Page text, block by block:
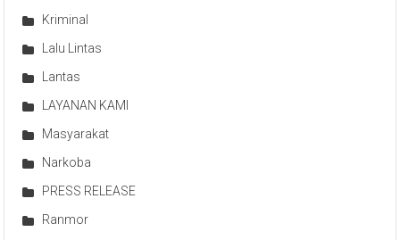
Kriminal
Lalu Lintas
Lantas
LAYANAN KAMI
Masyarakat
Narkoba
PRESS RELEASE
Ranmor